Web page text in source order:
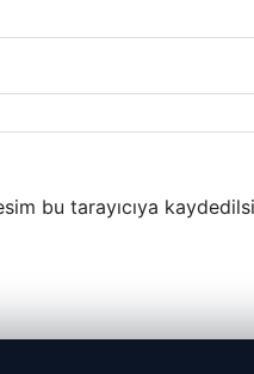
bu tarayıcıya